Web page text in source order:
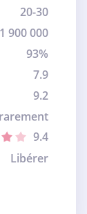
20-30
1 900 000
93%
7.9
9.2
9.4
Libérer